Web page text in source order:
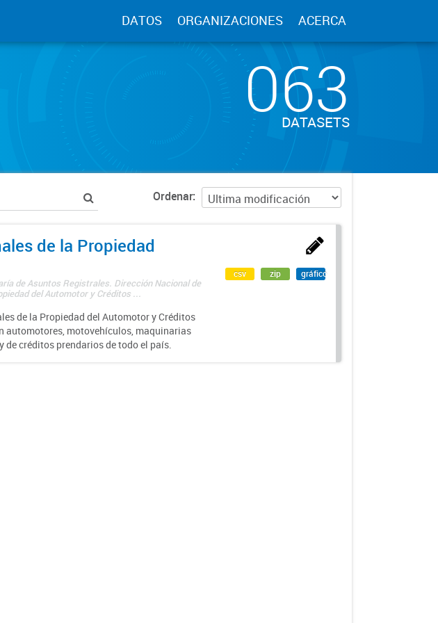
DATOS ORGANIZACIONES ACERCA
063
DATASETS
Ordenar
de la Propiedad
de Asuntos Registrales. Dirección Nacional de
del Automotor y Créditos ...
de la Propiedad del Automotor y Créditos
automotores, motovehículos, maquinarias
créditos prendarios de todo el país.
csv zip gráfico